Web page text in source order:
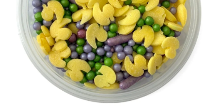
ZDRAVÉ PEČENÍ
DÁRKOVÉ POUKAZY
TÉMATICKÉ PRODUKTY
PROFI BALENÍ